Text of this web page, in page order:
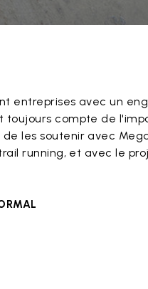
entreprises avec un
compte de
les soutenir avec
running, et avec le